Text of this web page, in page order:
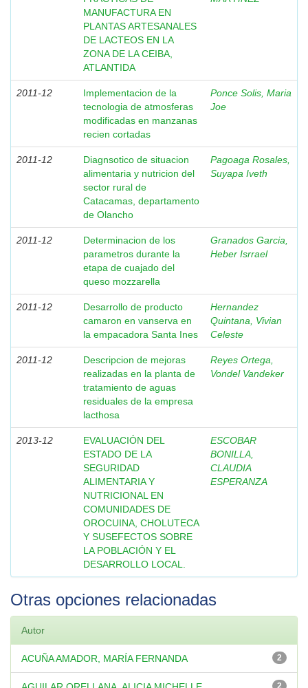
MANUFACTURA EN
PLANTAS ARTESANALES
DE LACTEOS EN LA
ZONA DE LA CEIBA,
ATLANTIDA
2011-12
Implementacion de la
tecnologia de atmosferas
modificadas en manzanas
recien cortadas
Ponce Solis, Maria
Joe
2011-12
Diagnsotico de situacion
alimentaria y nutricion del
sector rural de
Catacamas, departamento
de Olancho
Pagoaga Rosales,
Suyapa Iveth
2011-12
Determinacion de los
parametros durante la
etapa de cuajado del
queso mozzarella
Granados Garcia,
Heber Isrrael
2011-12
Desarrollo de producto
camaron en vanserva en
la empacadora Santa Ines
Hernandez
Quintana, Vivian
Celeste
2011-12
Descripcion de mejoras
realizadas en la planta de
tratamiento de aguas
residuales de la empresa
lacthosa
Reyes Ortega,
Vondel Vandeker
2013-12
EVALUACIÓN DEL
ESTADO DE LA
SEGURIDAD
ALIMENTARIA Y
NUTRICIONAL EN
COMUNIDADES DE
OROCUINA, CHOLUTECA
Y SUSEFECTOS SOBRE
LA POBLACIÓN Y EL
DESARROLLO LOCAL.
ESCOBAR
BONILLA,
CLAUDIA
ESPERANZA
Otras opciones relacionadas
Autor
2
ACUÑA AMADOR, MARÍA FERNANDA
2